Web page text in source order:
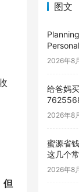
但
图文
2026年8
给爸妈
2026年8
蜜源省
这几个
2026年8